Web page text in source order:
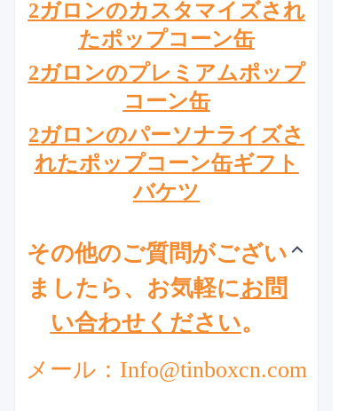
2ガロンのカスタマイズされ
たポップコーン缶
2ガロンのプレミアムポップ
コーン缶
2ガロンのパーソナライズさ
れたポップコーン缶ギフト
バケツ
その他のご質問がござい
ましたら、お気軽にお問
い合わせください。
メール：Info@tinboxcn.com